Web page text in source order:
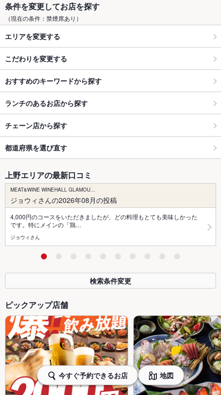
条件を変更してお店を探す
（現在の条件：禁煙席あり）
エリアを変更する
こだわりを変更する
おすすめのキーワードから探す
ランチのあるお店から探す
チェーン店から探す
都道府県を選び直す
上野エリアの最新口コミ
MEAT&WINE WINEHALL GLAMOU…
ジョウィさんの2026年08月の投稿
4,000円のコースをいただきましたが、どの料理もとても美味しかった
です。特にメインの「鶏…
ジョウィさん
検索条件変更
ピックアップ店舗
今すぐ予約できるお店 地図